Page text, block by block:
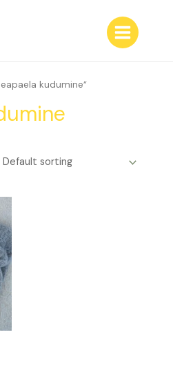
Main
kudumine”